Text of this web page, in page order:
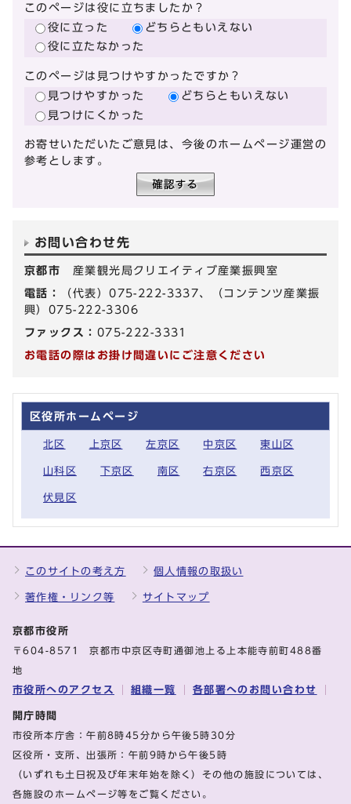
このページは役に立ちましたか？
役に立った
どちらともいえない
役に立たなかった
このページは見つけやすかったですか？
見つけやすかった
どちらともいえない
見つけにくかった
お寄せいただいたご意見は、今後のホームページ運営の
参考とします。
お問い合わせ先
京都市 産業観光局クリエイティブ産業振興室
電話：
（代表）075-222-3337、（コンテンツ産業振
興）075-222-3306
ファックス： 075-222-3331
お電話の際はお掛け間違いにご注意ください
区役所ホームページ
北区 上京区 左京区 中京区 東山区
山科区 下京区 南区 右京区 西京区
伏見区
このサイトの考え方 個人情報の取扱い
著作権・リンク等 サイトマップ
京都市役所
〒604-8571 京都市中京区寺町通御池上る上本能寺前町488番
地
市役所へのアクセス 組織一覧 各部署へのお問い合わせ
開庁時間
市役所本庁舎：午前8時45分から午後5時30分
区役所・支所、出張所：午前9時から午後5時
（いずれも土日祝及び年末年始を除く）その他の施設については、
各施設のホームページ等をご覧ください。